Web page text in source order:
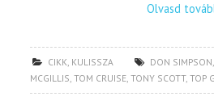
Olvasd
CIKK, KULISSZA DON SIMPSON
MCGILLIS,TOM CRUISE,TONY SCOTT,TOP